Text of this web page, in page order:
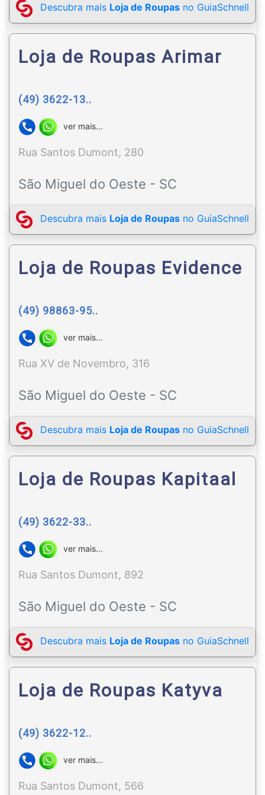
Descubra mais Loja de Roupas no GuiaSchnell
Loja de Roupas Arimar
(49) 3622-13..
ver mais...
Rua Santos Dumont, 280
São Miguel do Oeste - SC
Descubra mais Loja de Roupas no GuiaSchnell
Loja de Roupas Evidence
(49) 98863-95..
ver mais...
Rua XV de Novembro, 316
São Miguel do Oeste - SC
Descubra mais Loja de Roupas no GuiaSchnell
Loja de Roupas Kapitaal
(49) 3622-33..
ver mais...
Rua Santos Dumont, 892
São Miguel do Oeste - SC
Descubra mais Loja de Roupas no GuiaSchnell
Loja de Roupas Katyva
(49) 3622-12..
ver mais...
Rua Santos Dumont, 566